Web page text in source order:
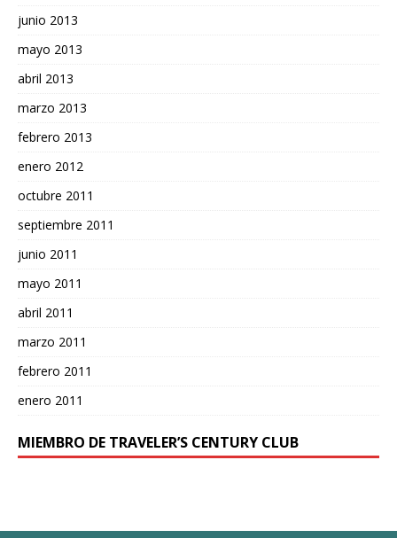
junio 2013
mayo 2013
abril 2013
marzo 2013
febrero 2013
enero 2012
octubre 2011
septiembre 2011
junio 2011
mayo 2011
abril 2011
marzo 2011
febrero 2011
enero 2011
MIEMBRO DE TRAVELER’S CENTURY CLUB